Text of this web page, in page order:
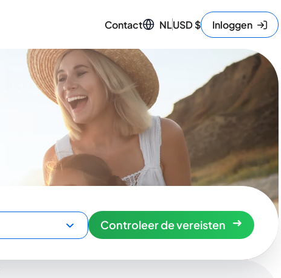
Contact NLUSD$ Inloggen
Controleer de vereisten